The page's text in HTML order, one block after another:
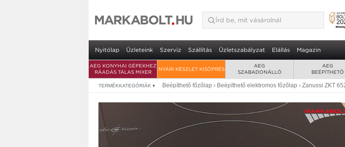
Nyitólap Üzleteink Szerviz Szállítás Üzletszabályzat Elállás Magazin
AEG KONYHAI GÉPEKHEZ
RÁADÁS TÁLAS MIXER
NYÁRI KÉSZLET KISÖPRÉS
AEG
SZABADONÁLLÓ
AEG
BEÉPÍTHETŐ
TERMÉKKATEGÓRIÁK ▾ Beépíthető főzőlap › Beépíthető elektromos főzőlap › Zanussi ZKT